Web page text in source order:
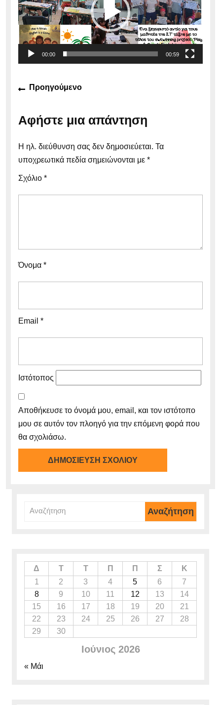
00:00 00:59
Πλοήγηση
άρθρων
ΠροηγούμενοΠροηγούμενο
Αφήστε μια απάντηση
Η ηλ. διεύθυνση σας δεν δημοσιεύεται. Τα
υποχρεωτικά πεδία σημειώνονται με *
Σχόλιο *
Όνομα *
Email *
Ιστότοπος
Αποθήκευσε το όνομά μου, email, και τον ιστότοπο
μου σε αυτόν τον πλοηγό για την επόμενη φορά που
θα σχολιάσω.
Αναζήτηση
Ιούνιος 2026
Δ Τ Τ Π Π Σ
Κ
1
2 3 4 5 6
7
8
9 10 11 12 13
14
15
16 17 18 19 20
21
22
23 24 25 26 27
28
29
30
« Μάι